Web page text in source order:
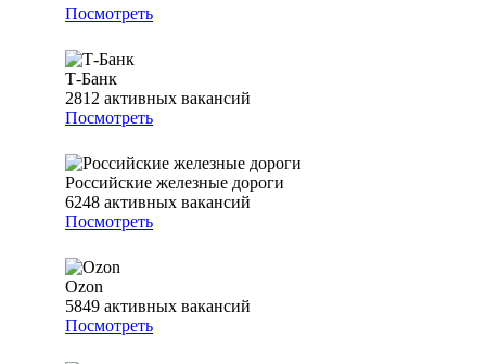
Посмотреть
Т-Банк
2812 активных вакансий
Посмотреть
Российские железные дороги
6248 активных вакансий
Посмотреть
Ozon
5849 активных вакансий
Посмотреть